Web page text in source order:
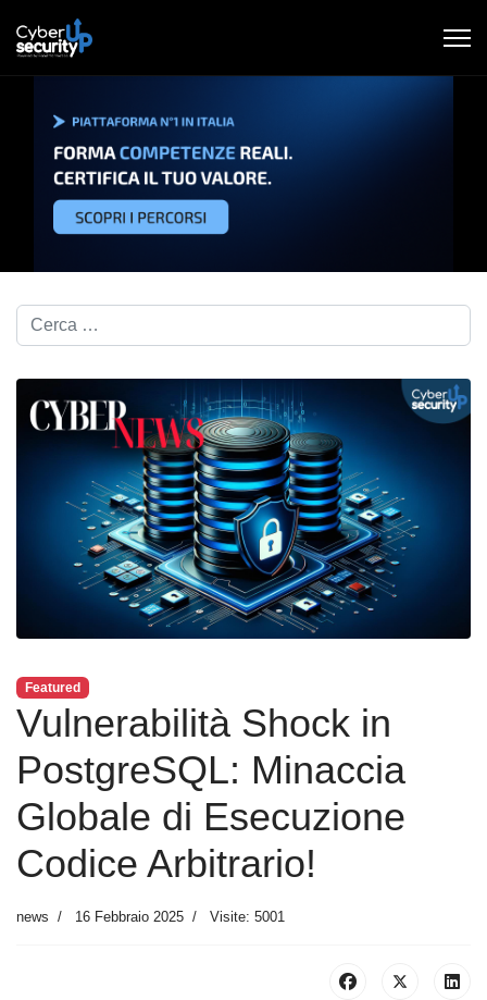
Cerca nel blog...
Featured
Vulnerabilità Shock in
PostgreSQL: Minaccia
Globale di Esecuzione
Codice Arbitrario!
news 16 Febbraio 2025 Visite: 5001